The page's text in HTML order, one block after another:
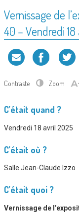
Vernissage de
40 – Vendredi 18
Contraste Zoom
C’était quand ?
Vendredi 18 avril 2025
C’était où ?
Salle Jean-Claude Izzo
C’était quoi ?
Vernissage de